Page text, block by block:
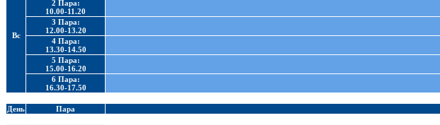
Вс
2 Пара:
10.00-11.20
3 Пара:
12.00-13.20
4 Пара:
13.30-14.50
5 Пара:
15.00-16.20
6 Пара:
16.30-17.50
День Пара